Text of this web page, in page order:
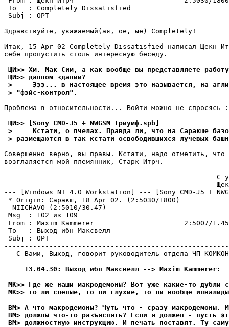
To   : Completely Dissatisfied
Subj : ОРТ
Здравствуйте, уважаемый(ая, ое, ые) Completely!
Итак, 15 Apr 02 Completely Dissatisfied написал Щекн-
себе пропустить столь интересную беседу.
ЩИ>> Хм. Мак Сим, а как вообще вы представляете
ЩИ>> данном здании?
>     Эээ... в настоящее время это называется, на
> "фэйс-контрол".
Проблема в относительности... Войти можно не спросясь
ЩИ>> [Sony CMD-J5 + NWGSM Триумф.spb]
>     Кстати, о пчелах. Правда ли, что на Саракше
> размещаются в так кстати освободившихся лучевых
Совершенно верно, вы правы. Кстати, надо отметить, что
возглаляется мой племянник, Старк-Итрч.
С
--- [Windows NT 4.0 Workstation] --- [Sony CMD-J5 +
* Origin: Саракш, 18 Apr 02. (2:5030/1800)
- NIICHAVO (2:5010/30.47)
Msg  : 102 из 109
From : Maxim Kammerer                      2:5007/1.45
To   : Выход ибн Максвелл
Subj : ОРТ
С Вами, Выход, говорит руководитель отдела ЧП
     13.04.30: Выход ибн Максвелл --> Maxim Kammerer:
MK>> Где же наши макродемоны? Вот уже какие-то дубли
MK>> то ли слепые, то ли глухие, то ли вообще
ВМ> А что макродемоны? Чуть что - сразу макродемоны.
ВМ> должны что-то разъяснять? Если я должен - пусть
ВМ> должностную инструкцию. И печать поставят. Ту